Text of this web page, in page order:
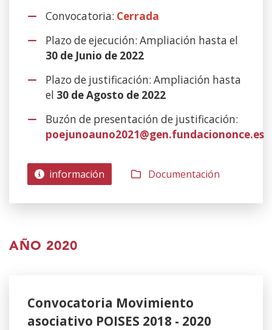
Convocatoria: Cerrada
Plazo de ejecución: Ampliación hasta el
30 de Junio de 2022
Plazo de justificación: Ampliación hasta
el 30 de Agosto de 2022
Buzón de presentación de justificación:
poejunoauno2021@gen.fundaciononce.es
información Documentación
AÑO 2020
Convocatoria Movimiento
asociativo POISES 2018 - 2020